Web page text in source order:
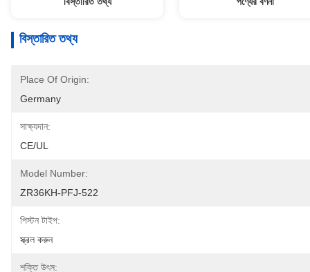
বিস্তারিত তথ্য
Place Of Origin:
Germany
সাক্ষ্যদান:
CE/UL
Model Number:
ZR36KH-PFJ-522
পিস্টন টাইপ:
স্ক্রল করুন
শক্তি উৎস: